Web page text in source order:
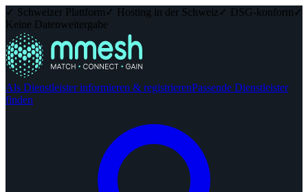
✓ Schweizer Plattform ✓ Hosting in der Schweiz ✓ DSG-konform ✓
Keine Datenweitergabe
Als Dienstleister informieren & registrierenPassende Dienstleister
finden